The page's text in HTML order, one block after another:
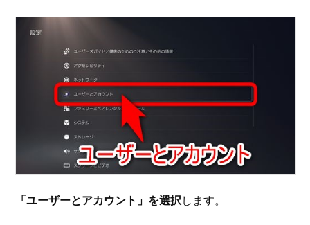
「ユーザーとアカウント」を選択します。